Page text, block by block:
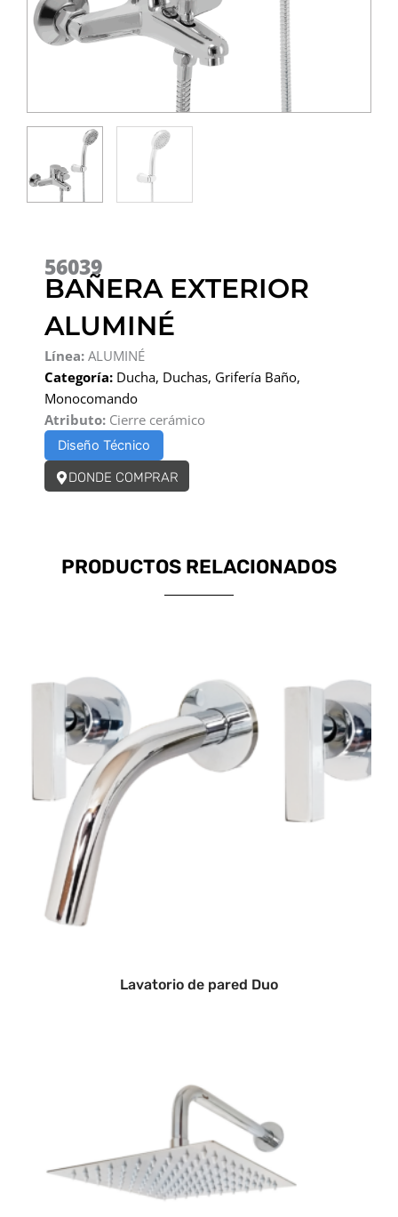
56039
BAÑERA EXTERIOR
ALUMINÉ
Línea: ALUMINÉ
Categoría: Ducha, Duchas, Grifería Baño,
Monocomando
Atributo: Cierre cerámico
Diseño Técnico
DONDE COMPRAR
PRODUCTOS RELACIONADOS
Lavatorio de pared Duo